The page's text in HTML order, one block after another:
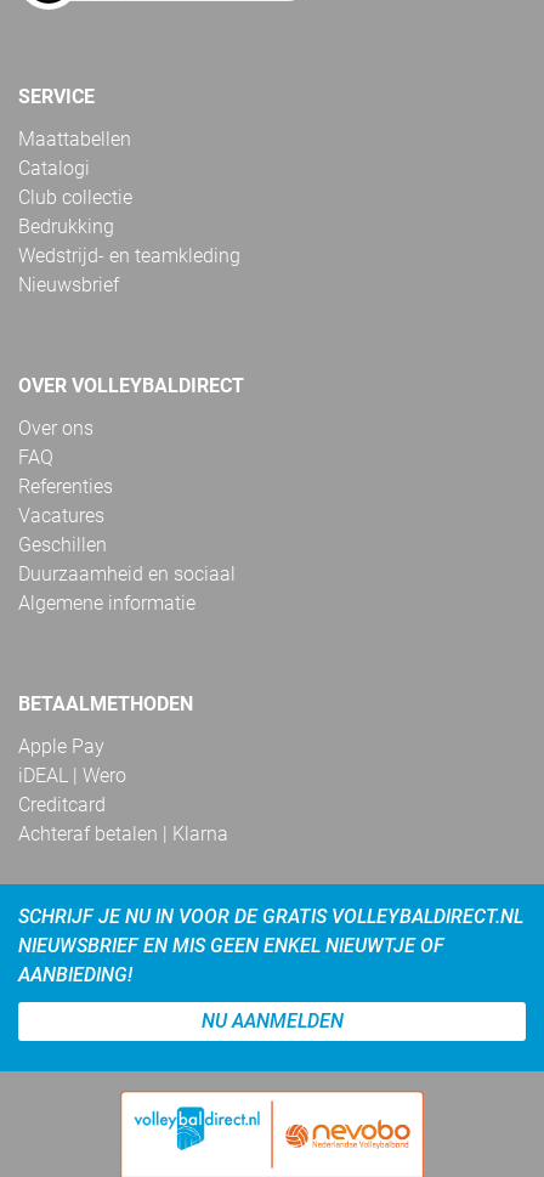
SERVICE
Maattabellen
Catalogi
Club collectie
Bedrukking
Wedstrijd- en teamkleding
Nieuwsbrief
OVER VOLLEYBALDIRECT
Over ons
FAQ
Referenties
Vacatures
Geschillen
Duurzaamheid en sociaal
Algemene informatie
BETAALMETHODEN
Apple Pay
iDEAL | Wero
Creditcard
Achteraf betalen | Klarna
SCHRIJF JE NU IN VOOR DE GRATIS VOLLEYBALDIRECT.NL
NIEUWSBRIEF EN MIS GEEN ENKEL NIEUWTJE OF
AANBIEDING!
NU AANMELDEN